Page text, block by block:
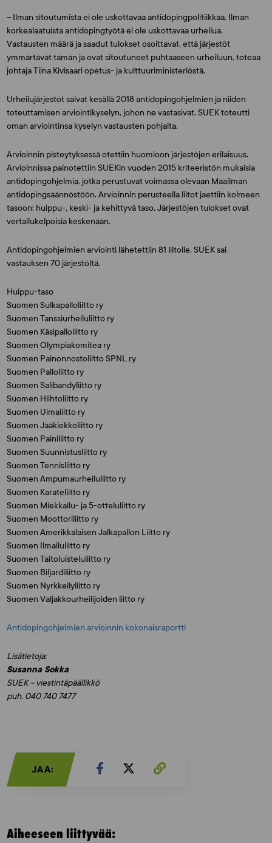
– Ilman sitoutumista ei ole uskottavaa antidopingpolitiikkaa. Ilman
korkealaatuista antidopingtyötä ei ole uskottavaa urheilua.
Vastausten määrä ja saadut tulokset osoittavat, että järjestöt
ymmärtävät tämän ja ovat sitoutuneet puhtaaseen urheiluun, toteaa
johtajaTiina Kivisaariopetus- ja kulttuuriministeriöstä.
Urheilujärjestöt saivat kesällä 2018 antidopingohjelmien ja niiden
toteuttamisen arviointikyselyn, johon ne vastasivat. SUEK toteutti
oman arviointinsa kyselyn vastausten pohjalta.
Arvioinnin pisteytyksessä otettiin huomioon järjestöjen erilaisuus.
Arvioinnissa painotettiin SUEKin vuoden 2015 kriteeristön mukaisia
antidopingohjelmia, jotka perustuvat voimassa olevaan Maailman
antidopingsäännöstöön. Arvioinnin perusteella liitot jaettiin kolmeen
tasoon: huippu-, keski- ja kehittyvä taso. Järjestöjen tulokset ovat
vertailukelpoisia keskenään.
Antidopingohjelmien arviointi lähetettiin 81 liitolle. SUEK sai
vastauksen 70 järjestöltä.
Huippu-taso
Suomen Sulkapalloliitto ry
Suomen Tanssiurheiluliitto ry
Suomen Käsipalloliitto ry
Suomen Olympiakomitea ry
Suomen Painonnostoliitto SPNL ry
Suomen Palloliitto ry
Suomen Salibandyliitto ry
Suomen Hiihtoliitto ry
Suomen Uimaliitto ry
Suomen Jääkiekkoliitto ry
Suomen Painiliitto ry
Suomen Suunnistusliitto ry
Suomen Tennisliitto ry
Suomen Ampumaurheiluliitto ry
Suomen Karateliitto ry
Suomen Miekkailu- ja 5-otteluliitto ry
Suomen Moottoriliitto ry
Suomen Amerikkalaisen Jalkapallon Liitto ry
Suomen Ilmailuliitto ry
Suomen Taitoluisteluliitto ry
Suomen Biljardiliitto ry
Suomen Nyrkkeilyliitto ry
Suomen Valjakkourheilijoiden liitto ry
Antidopingohjelmien arvioinnin kokonaisraportti
Lisätietoja:
Susanna Sokka
SUEK – viestintäpäällikkö
puh. 040 740 7477
JAA:
Aiheeseen liittyvää: